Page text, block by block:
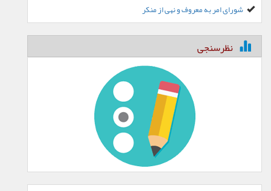
شورای امر به معروف و نهی از منکر
نظرسنجی